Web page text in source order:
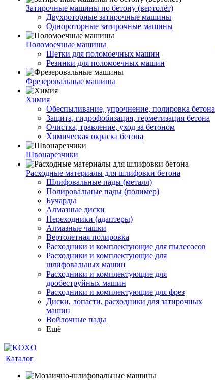
Затирочные машины по бетону (вертолёт)
Двухроторные затирочные машины
Однороторные затирочные машины
Поломоечные машины
Щетки для поломоечных машин
Резинки для поломоечных машин
Фрезеровальные машины
Химия
Обеспыливание, упрочнение, полировка бетона
Защита, гидрофобизация, герметизация бетона
Очистка, травление, уход за бетоном
Химическая окраска бетона
Швонарезчики
Расходные материалы для шлифовки бетона
Шлифовальные пады (металл)
Полировальные пады (полимер)
Бучарды
Алмазные диски
Переходники (адаптеры)
Алмазные чашки
Вертолетная полировка
Расходники и комплектующие для пылесосов
Расходники и комплектующие для
шлифовальных машин
Расходники и комплектующие для
дробеструйных машин
Расходники и комплектующие для фрез
Диски, лопасти, расходники для затирочных
машин
Войлочные пады
Ещё
Каталог